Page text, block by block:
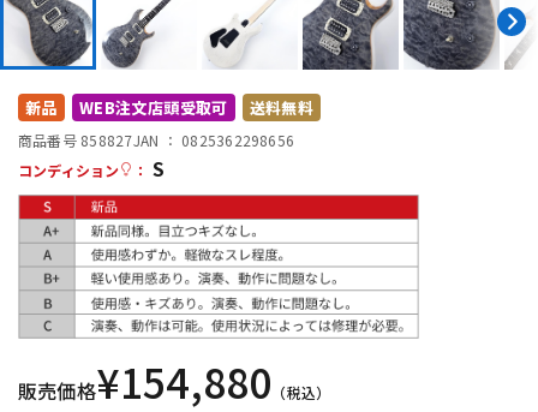
DTM オンライン納品 レコーディング機器
配信/ライブ機器
新品 WEB注文店頭受取可 送料無料
商品番号 858827JAN ： 0825362298656
コンディション
： S
販売価格¥154,880 （税込）